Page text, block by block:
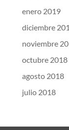
enero 2019
diciembre
noviembre
octubre 2018
agosto 2018
julio 2018